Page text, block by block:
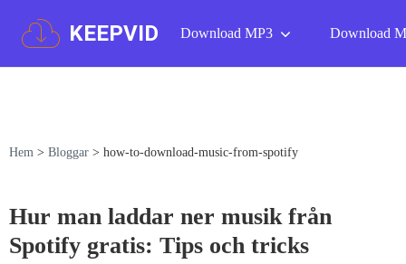
KEEPVID Download MP3 Download
Hem > Bloggar > how-to-download-music-from-spotify
Hur man laddar ner musik från
Spotify gratis: Tips och tricks